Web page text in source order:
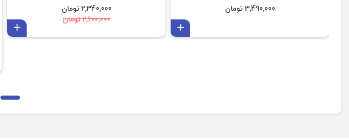
3,490,000 تومان
2,340,000 تومان
2,600,000 تومان